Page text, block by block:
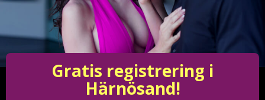
Gratis registrering i
Härnösand!